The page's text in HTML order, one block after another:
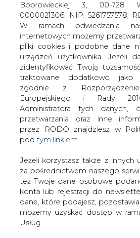
Jeżeli korzystasz także z innych
za pośrednictwem naszego
też Twoje dane osobowe
konta lub rejestracji do
dane, które podajesz,
możemy uzyskać dostęp w
Usług.
Informacje dotyczące
danych osobowych a także
przetwarzania oraz inne
wymagane przez RODO
Prywatności pod wskazanym
Dane zbierane na potrzeby
być przetwarzane w różnych
podstawach.
Pamiętaj, że w związku z
osobowych przysługuje Ci
a przede wszystkim prawo do
oraz prawo sprzeciwu wobec
danych. Prawa te będą przez
Autor opisuje w referacie
prawa zamówień
zakupów energii
Polsce, do jego
zobowiązane wszystkie
publiczne. Na rynku
jest to ciągle nowe
obowiązek ogłaszania
zakupy tego medium
1 lipca 2007 roku, wraz z
otwarciem rynku dla
niebędących
domowymi. Autor
statystyczne oraz
najbardziej
zjawisk, jakie towarzyszą